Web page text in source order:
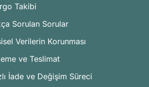
Takibi
Sorulan Sorular
Verilerin Korunması
ve Teslimat
İade ve Değişim Süreci